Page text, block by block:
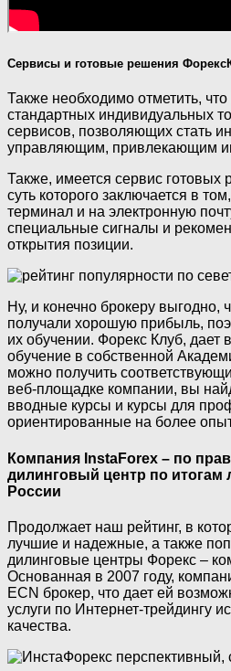
Сервисы и готовые решения
Также необходимо отметить,
стандартных индивидуальных
сервисов, позволяющих стать
управляющим, привлекающим
Также, имеется сервис готовых
суть которого заключается в
терминал и на электронную
специальные сигналы и
открытия позиции.
Ну, и конечно брокеру выгодно,
получали хорошую прибыль,
их обучении. Форекс Клуб, дает
обучение в собственной
можно получить
веб-площадке компании, вы
вводные курсы и курсы для
ориентированные на более
Компания InstaForex – по
дилинговый центр по итогам
России
Продолжает наш рейтинг, в
лучшие и надежные, а также
дилинговые центры Форекс –
Основанная в 2007 году,
ECN брокер, что дает ей
услуги по Интернет-трейдингу
качества.